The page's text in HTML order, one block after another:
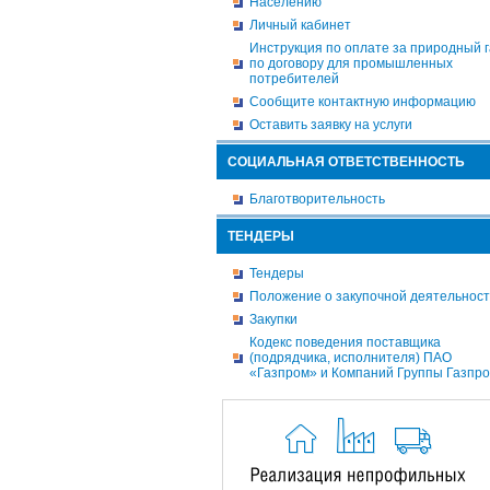
Личный кабинет
Инструкция по оплате за природный
по договору для промышленных
потребителей
Сообщите контактную информацию
Оставить заявку на услуги
СОЦИАЛЬНАЯ ОТВЕТСТВЕННОСТЬ
Благотворительность
ТЕНДЕРЫ
Тендеры
Положение о закупочной
Закупки
Кодекс поведения поставщика
(подрядчика, исполнителя) ПАО
«Газпром» и Компаний Группы